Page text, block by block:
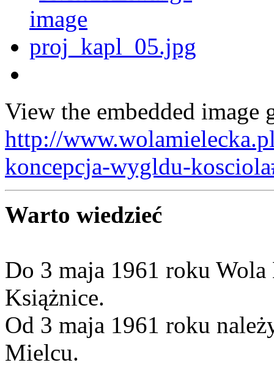
View the embedded image
http://
koncepcja-wygldu-
Warto wiedzieć
Do 3 maja 1961 roku Wola
Książnice.
Od 3 maja 1961 roku
Mielcu.